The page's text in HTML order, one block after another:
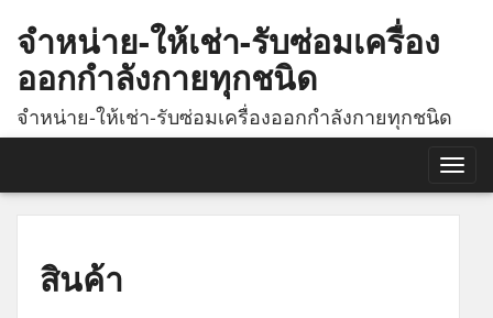
จำหน่าย-ให้เช่า-รับซ่อมเครื่อง
ออกกำลังกายทุกชนิด
จำหน่าย-ให้เช่า-รับซ่อมเครื่องออกกำลังกายทุกชนิด
สินค้า